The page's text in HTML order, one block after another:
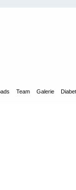
Team Galerie